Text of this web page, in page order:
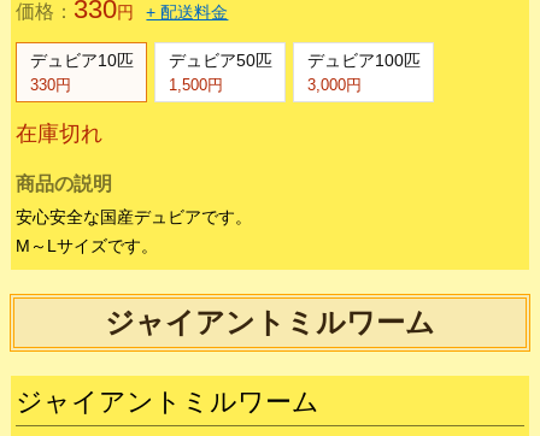
栄養抜群のクロコオロギです。
イエコ、フタホシより水分量、栄養価が凄く高いです。
凄く大きいです。
デュビア M～L
価格： 330 円 + 配送料金